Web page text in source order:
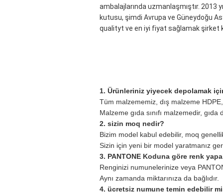
ambalajlarında uzmanlaşmıştır. 2013
kutusu, şimdi Avrupa ve Güneydoğu
qualityt ve en iyi fiyat sağlamak şirket
1. Ürünleriniz yiyecek depolamak
Tüm malzememiz, dış malzeme
Malzeme gıda sınıfı malzemedir,
2. sizin moq nedir?
Bizim model kabul edebilir, moq
Sizin için yeni bir model yaratmanız
3. PANTONE Koduna göre renk
Renginizi numunelerinize veya
Aynı zamanda miktarınıza da bağlıdır.
4. ücretsiz numune temin edebilir